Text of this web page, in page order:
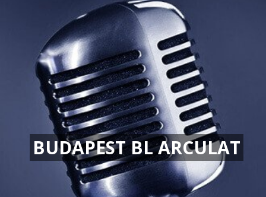
BUDAPEST BL ARCULAT